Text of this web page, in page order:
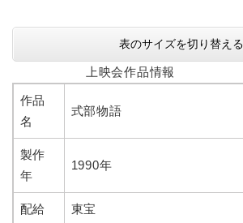
表のサイズを切り替える
上映会作品情報
作品
名
式部物語
製作
年
1990年
配給 東宝